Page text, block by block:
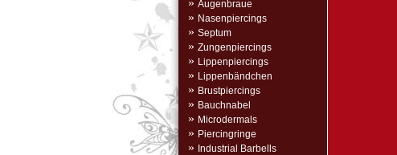
» Augenbraue
» Nasenpiercings
» Septum
» Zungenpiercings
» Lippenpiercings
» Lippenbändchen
» Brustpiercings
» Bauchnabel
» Microdermals
» Piercingringe
» Industrial Barbells